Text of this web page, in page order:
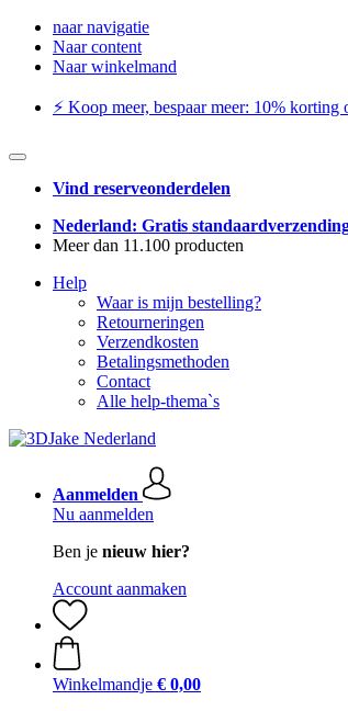
naar navigatie
Naar content
Naar winkelmand
⚡️ Koop meer, bespaar meer: ​​10%
Vind reserveonderdelen
Nederland: Gratis
Meer dan 11.100 producten
Help
Waar is mijn bestelling?
Retourneringen
Verzendkosten
Betalingsmethoden
Contact
Alle help-thema`s
Aanmelden
Nu aanmelden
Ben je nieuw hier?
Account aanmaken
Winkelmandje € 0,00